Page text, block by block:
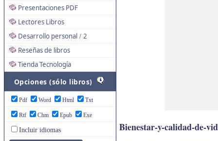
Presentaciones PDF
Lectores Libros
Desarrollo personal / 2
Reseñas de libros
Tienda Tecnología
Opciones (sólo libros)
Pdf Word Html Txt
Rtf Chm Epub Exe
Incluir idiomas Bienestar-y-calidad-de-